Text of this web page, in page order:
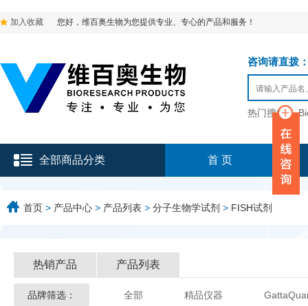
加入收藏 您好，维百奥生物为您提供专业、专心的产品和服务！
咨询请直拨
热门搜索：
全部商品分类 首 页
首页 > 产品中心 > 产品列表 > 分子生物学试剂 > FISH试剂
热销产品 产品列表
品牌筛选： 全部 精品仪器